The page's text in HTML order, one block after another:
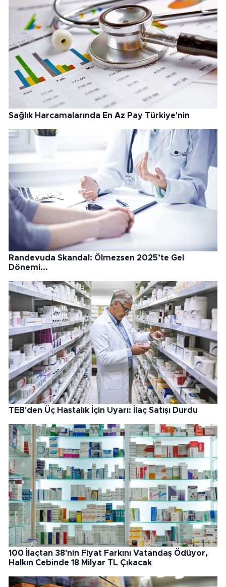
Sağlık Harcamalarında En Az Pay Türkiye'nin
Randevuda Skandal: Ölmezsen 2025’te Gel
Dönemi...
TEB'den Üç Hastalık İçin Uyarı: İlaç Satışı Durdu
100 İlaçtan 38'nin Fiyat Farkını Vatandaş Ödüyor,
Halkın Cebinde 18 Milyar TL Çıkacak